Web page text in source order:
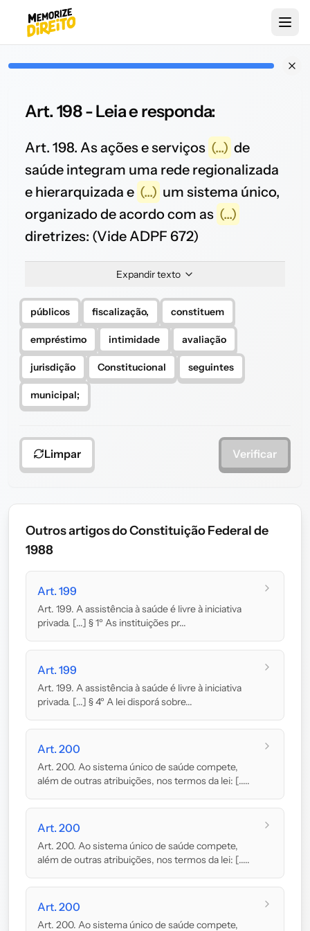
Art. 198 - Leia e responda:
Art. 198. As ações e serviços (...) de
saúde integram uma rede regionalizada
e hierarquizada e (...) um sistema único,
organizado de acordo com as (...)
diretrizes: (Vide ADPF 672)
Expandir texto
públicos fiscalização, constituem
empréstimo intimidade avaliação
jurisdição Constitucional seguintes
municipal;
Limpar Verificar
Outros artigos do Constituição Federal de
1988
Art. 199
Art. 199. A assistência à saúde é livre à iniciativa
privada. [...] § 1º As instituições pr...
Art. 199
Art. 199. A assistência à saúde é livre à iniciativa
privada. [...] § 4º A lei disporá sobre...
Art. 200
Art. 200. Ao sistema único de saúde compete,
além de outras atribuições, nos termos da lei: [.....
Art. 200
Art. 200. Ao sistema único de saúde compete,
além de outras atribuições, nos termos da lei: [.....
Art. 200
Art. 200. Ao sistema único de saúde compete,